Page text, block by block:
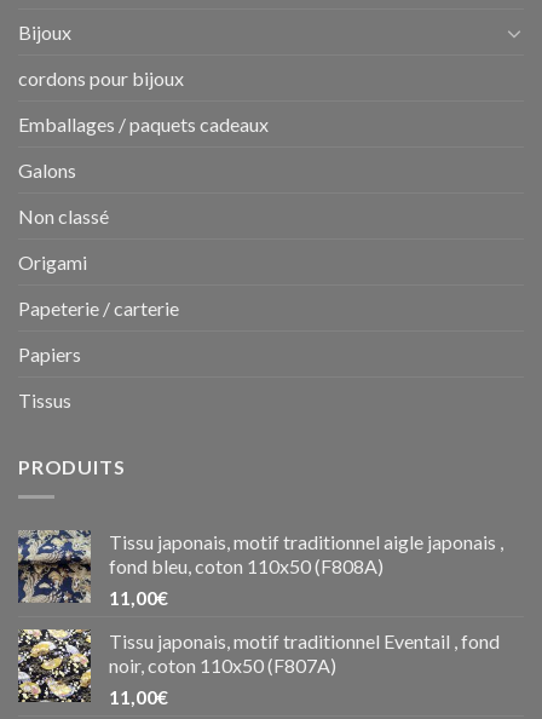
Bijoux
cordons pour bijoux
Emballages / paquets cadeaux
Galons
Non classé
Origami
Papeterie / carterie
Papiers
Tissus
PRODUITS
Tissu japonais, motif traditionnel aigle japonais ,
fond bleu, coton 110x50 (F808A)
11,00€
Tissu japonais, motif traditionnel Eventail , fond
noir, coton 110x50 (F807A)
11,00€